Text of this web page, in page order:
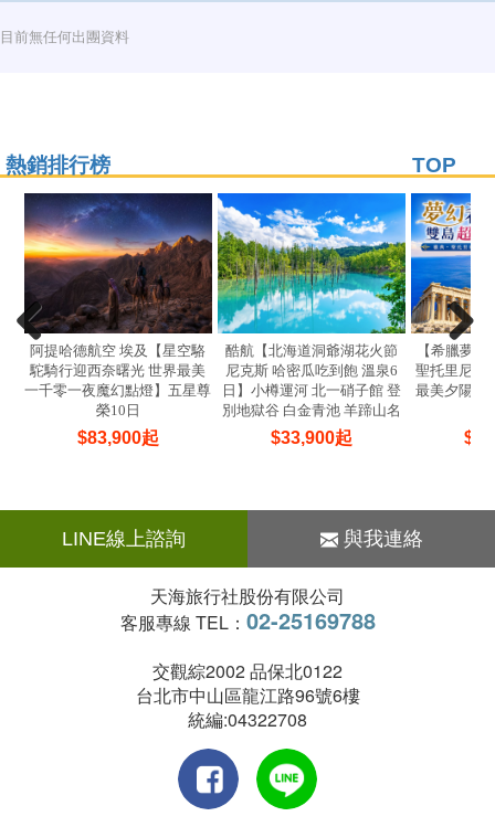
目前無任何出團資料
熱銷排行榜 TOP
阿提哈德航空 埃及【星空駱
駝騎行迎西奈曙光 世界最美
一千零一夜魔幻點燈】五星尊
榮10日
$83,900起
酷航【北海道洞爺湖花火節
尼克斯 哈密瓜吃到飽 溫泉6
日】小樽運河 北一硝子館 登
別地獄谷 白金青池 羊蹄山名
水公園
$33,900起
【希臘夢
聖托里尼兩
最美夕陽伊
$
LINE線上諮詢 與我連絡
天海旅行社股份有限公司
客服專線 TEL： 02-25169788
交觀綜2002 品保北0122
台北市中山區龍江路96號6樓
統編:04322708